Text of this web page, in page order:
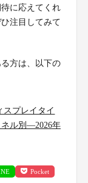
に応えてくれ
注目してみて
方は、以下の
スプレイタイ
ネル別―2026年
Pocket